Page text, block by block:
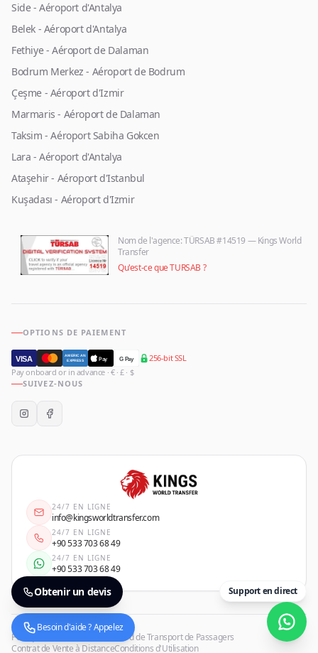
Side - Aéroport d'Antalya
Belek - Aéroport d'Antalya
Fethiye - Aéroport de Dalaman
Bodrum Merkez - Aéroport de Bodrum
Çeşme - Aéroport d'Izmir
Marmaris - Aéroport de Dalaman
Taksim - Aéroport Sabiha Gokcen
Lara - Aéroport d'Antalya
Ataşehir - Aéroport d'Istanbul
Kuşadası - Aéroport d'Izmir
Nom de l'agence: TÜRSAB #14519 — Kings World
Transfer
Qu'est-ce que TURSAB ?
OPTIONS DE PAIEMENT
VISA
AMERICAN
EXPRESS
Pay G Pay
256-bit SSL
Pay onboard or in advance · € · £ · $
SUIVEZ-NOUS
24/7 EN LIGNE
info@kingsworldtransfer.com
24/7 EN LIGNE
+90 533 703 68 49
24/7 EN LIGNE
+90 533 703 68 49
Politique de confidentialité
Accord de Transport de Passagers
Contrat de Vente à DistanceConditions d'Utilisation
Besoin d'aide ? Appelez
Support en direct
Obtenir un devis